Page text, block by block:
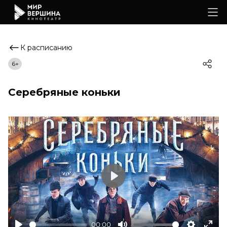
К расписанию
Серебряные коньки
6+
00:00
Play